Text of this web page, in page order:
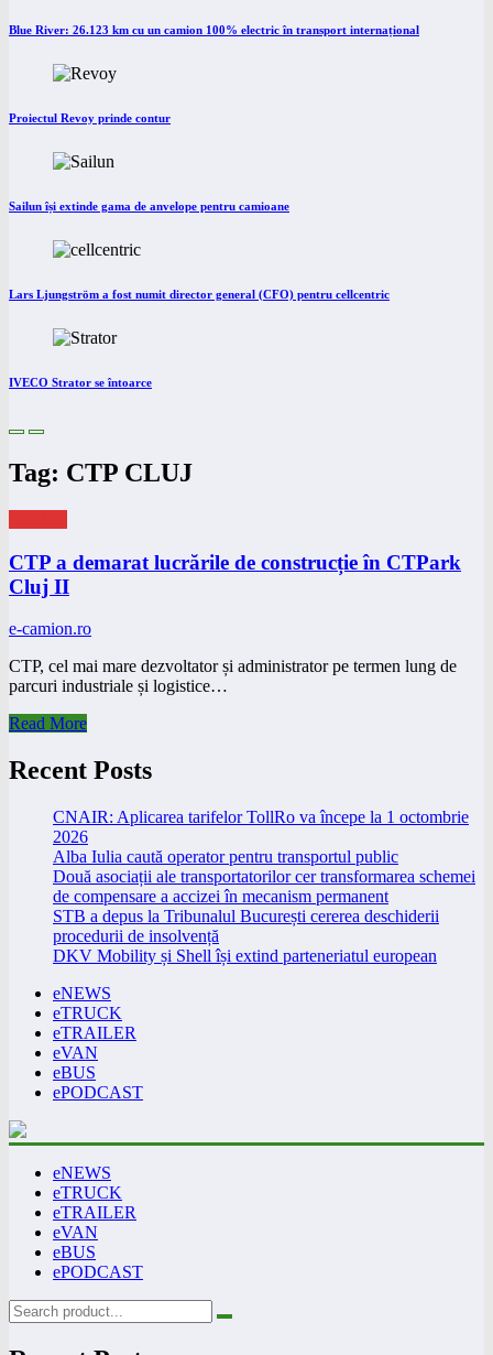
Blue River: 26.123 km cu un camion 100% electric în transport internațional
Proiectul Revoy prinde contur
Sailun își extinde gama de anvelope pentru camioane
Lars Ljungström a fost numit director general (CFO) pentru cellcentric
IVECO Strator se întoarce
Tag: CTP CLUJ
CTP a demarat lucrările de construcție în CTPark
Cluj II
e-camion.ro
CTP, cel mai mare dezvoltator și administrator pe termen lung de
parcuri industriale și logistice…
Read More
Recent Posts
CNAIR: Aplicarea tarifelor TollRo va începe la 1 octombrie
2026
Alba Iulia caută operator pentru transportul public
Două asociații ale transportatorilor cer transformarea schemei
de compensare a accizei în mecanism permanent
STB a depus la Tribunalul București cererea deschiderii
procedurii de insolvență
DKV Mobility și Shell își extind parteneriatul european
eNEWS
eTRUCK
eTRAILER
eVAN
eBUS
ePODCAST
eNEWS
eTRUCK
eTRAILER
eVAN
eBUS
ePODCAST